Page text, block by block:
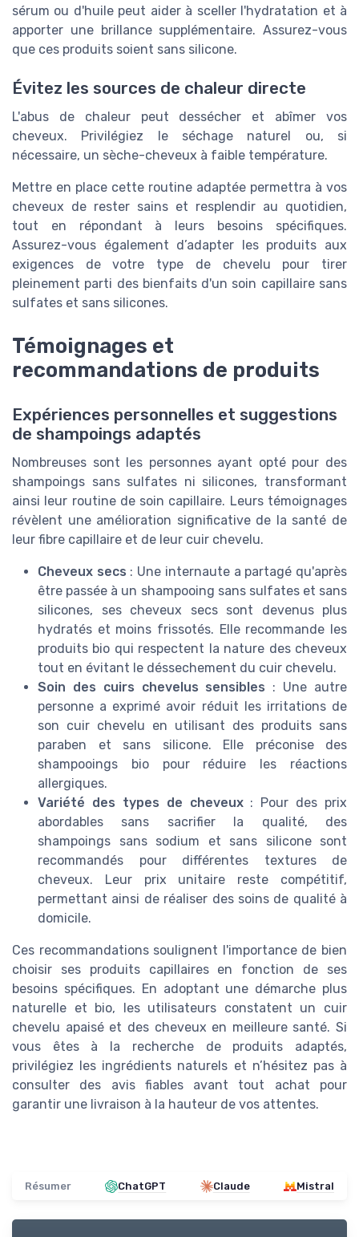
sérum ou d'huile peut aider à sceller l'hydratation et à
apporter une brillance supplémentaire. Assurez-vous
que ces produits soient sans silicone.
Évitez les sources de chaleur directe
L'abus de chaleur peut dessécher et abîmer vos
cheveux. Privilégiez le séchage naturel ou, si
nécessaire, un sèche-cheveux à faible température.
Mettre en place cette routine adaptée permettra à vos
cheveux de rester sains et resplendir au quotidien,
tout en répondant à leurs besoins spécifiques.
Assurez-vous également d’adapter les produits aux
exigences de votre type de chevelu pour tirer
pleinement parti des bienfaits d'un soin capillaire sans
sulfates et sans silicones.
Témoignages et
recommandations de produits
Expériences personnelles et suggestions
de shampoings adaptés
Nombreuses sont les personnes ayant opté pour des
shampoings sans sulfates ni silicones, transformant
ainsi leur routine de soin capillaire. Leurs témoignages
révèlent une amélioration significative de la santé de
leur fibre capillaire et de leur cuir chevelu.
Cheveux secs : Une internaute a partagé qu'après
être passée à un shampooing sans sulfates et sans
silicones, ses cheveux secs sont devenus plus
hydratés et moins frissotés. Elle recommande les
produits bio qui respectent la nature des cheveux
tout en évitant le déssechement du cuir chevelu.
Soin des cuirs chevelus sensibles : Une autre
personne a exprimé avoir réduit les irritations de
son cuir chevelu en utilisant des produits sans
paraben et sans silicone. Elle préconise des
shampooings bio pour réduire les réactions
allergiques.
Variété des types de cheveux: Pour des prix
abordables sans sacrifier la qualité, des
shampoings sans sodium et sans silicone sont
recommandés pour différentes textures de
cheveux. Leur prix unitaire reste compétitif,
permettant ainsi de réaliser des soins de qualité à
domicile.
Ces recommandations soulignent l'importance de bien
choisir ses produits capillaires en fonction de ses
besoins spécifiques. En adoptant une démarche plus
naturelle et bio, les utilisateurs constatent un cuir
chevelu apaisé et des cheveux en meilleure santé. Si
vous êtes à la recherche de produits adaptés,
privilégiez les ingrédients naturels et n’hésitez pas à
consulter des avis fiables avant tout achat pour
garantir une livraison à la hauteur de vos attentes.
Résumer ChatGPT Claude Mistral